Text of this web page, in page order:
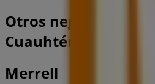
Otros negocios de
Cuauhtémoc (CDMX)
Merrell